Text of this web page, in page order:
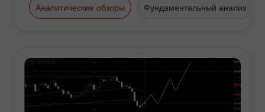
Аналитические обзоры Фундаментальный анализ